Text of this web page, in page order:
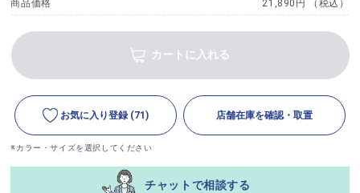
商品価格 21,890円 （税込）
カートに入れる
お気に入り登録 (71) 店舗在庫を確認・取置
※カラー・サイズを選択してください
チャットで相談する